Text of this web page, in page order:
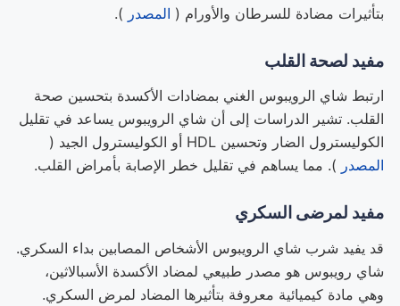
بتأثيرات مضادة للسرطان والأورام ( المصدر ).
مفيد لصحة القلب
ارتبط شاي الرويبوس الغني بمضادات الأكسدة بتحسين صحة
القلب. تشير الدراسات إلى أن شاي الرويبوس يساعد في تقليل
الكوليسترول الضار وتحسين HDL أو الكوليسترول الجيد (
المصدر ). مما يساهم في تقليل خطر الإصابة بأمراض القلب.
مفيد لمرضى السكري
قد يفيد شرب شاي الرويبوس الأشخاص المصابين بداء السكري.
شاي رويبوس هو مصدر طبيعي لمضاد الأكسدة الأسبالاثين،
وهي مادة كيميائية معروفة بتأثيرها المضاد لمرض السكري.